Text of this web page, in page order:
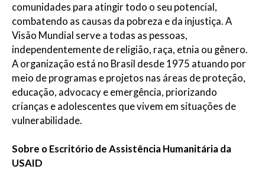
comunidades para atingir todo o seu potencial,
combatendo as causas da pobreza e da injustiça. A
Visão Mundial serve a todas as pessoas,
independentemente de religião, raça, etnia ou gênero.
A organização está no Brasil desde 1975 atuando por
meio de programas e projetos nas áreas de proteção,
educação, advocacy e emergência, priorizando
crianças e adolescentes que vivem em situações de
vulnerabilidade.
Sobre o Escritório de Assistência Humanitária da
USAID